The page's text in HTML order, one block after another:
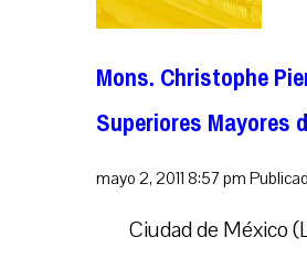
Mons. Christophe
Superiores Mayores
mayo 2, 2011 8:57 pm
Ciudad de México